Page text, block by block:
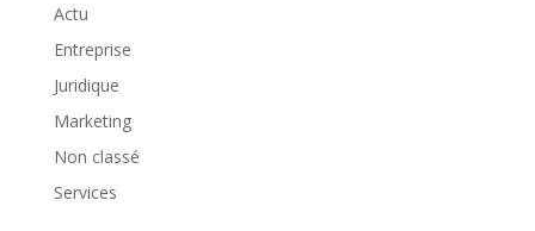
Actu
Entreprise
Juridique
Marketing
Non classé
Services